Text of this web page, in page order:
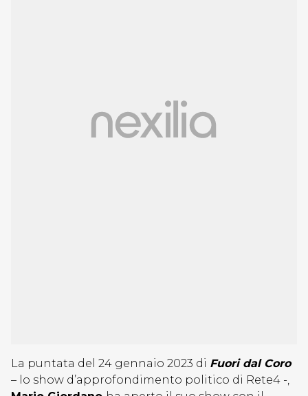
La puntata del 24 gennaio 2023 di Fuori dal Coro
– lo show d’approfondimento politico di Rete4 -,